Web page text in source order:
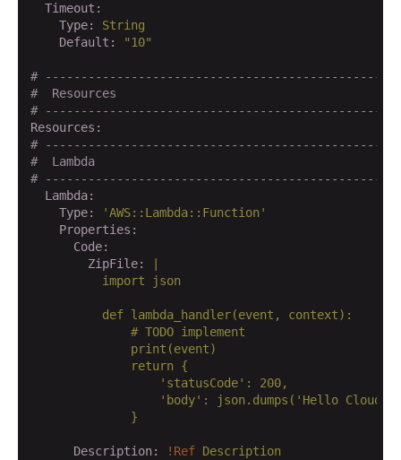
  Timeout:
    Type:
String
    Default:
"10"
#
#  Resources
#
Resources:
#
#  Lambda
#
  Lambda:
    Type:
'AWS::Lambda::Function'
    Properties:
      Code:
        ZipFile:
          import json
          def lambda_handler(event, context):
              # TODO implement
              print(event)
              return {
                  'statusCode': 200,
'body': json.dumps('Hello
              }
      Description:
!Ref Description